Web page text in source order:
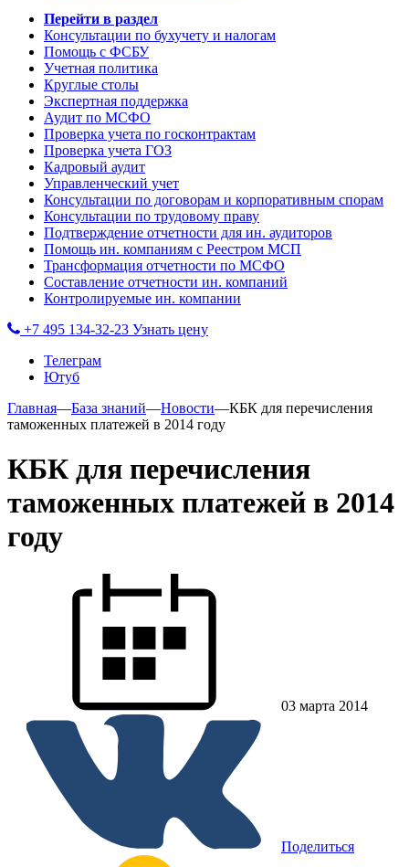
Перейти в раздел
Консультации по бухучету и налогам
Помощь с ФСБУ
Учетная политика
Круглые столы
Экспертная поддержка
Аудит по МСФО
Проверка учета по госконтрактам
Проверка учета ГОЗ
Кадровый аудит
Управленческий учет
Консультации по договорам и корпоративным спорам
Консультации по трудовому праву
Подтверждение отчетности для ин. аудиторов
Помощь ин. компаниям с Реестром МСП
Трансформация отчетности по МСФО
Составление отчетности ин. компаний
Контролируемые ин. компании
+7 495 134-32-23 Узнать цену
Телеграм
Ютуб
Главная—База знаний—Новости—КБК для перечисления
таможенных платежей в 2014 году
КБК для перечисления
таможенных платежей в 2014
году
03 марта 2014
Поделиться